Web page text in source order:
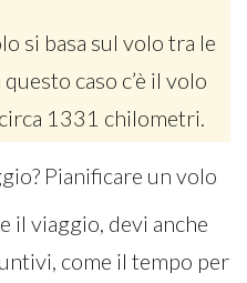
si basa sul volo tra le
caso c’è il volo
1331 chilometri.
Pianificare un volo
il viaggio, devi anche
come il tempo per